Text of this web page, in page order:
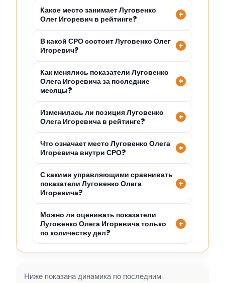
Какое место занимает Луговенко
Олег Игоревич в рейтинге?
В какой СРО состоит Луговенко Олег
Игоревич?
Как менялись показатели Луговенко
Олега Игоревича за последние
месяцы?
Изменилась ли позиция Луговенко
Олега Игоревича в рейтинге?
Что означает место Луговенко Олега
Игоревича внутри СРО?
С какими управляющими сравнивать
показатели Луговенко Олега
Игоревича?
Можно ли оценивать показатели
Луговенко Олега Игоревича только
по количеству дел?
Ниже показана динамика по последним